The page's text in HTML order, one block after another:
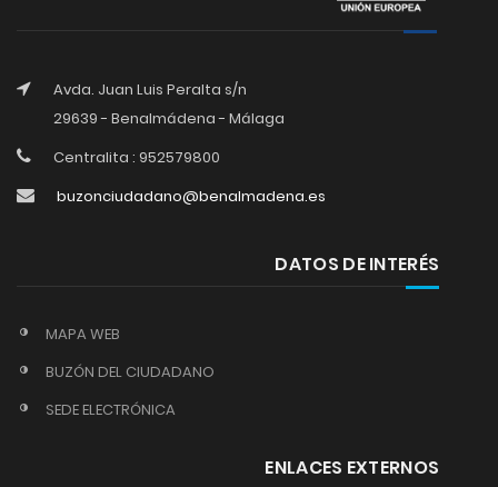
Avda. Juan Luis Peralta s/n
29639 - Benalmádena - Málaga
Centralita : 952579800
buzonciudadano@benalmadena.es
DATOS DE INTERÉS
MAPA WEB
BUZÓN DEL CIUDADANO
SEDE ELECTRÓNICA
ENLACES EXTERNOS